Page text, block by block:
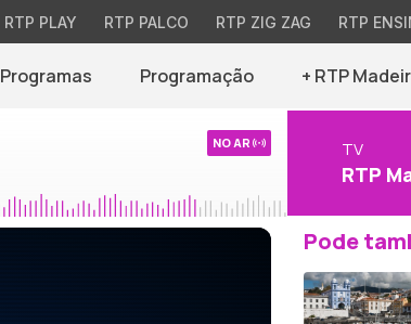
RTP PLAY RTP PALCO RTP ZIG ZAG RTP
Programas Programação + RTP
NO AR TV
RTP
Pode